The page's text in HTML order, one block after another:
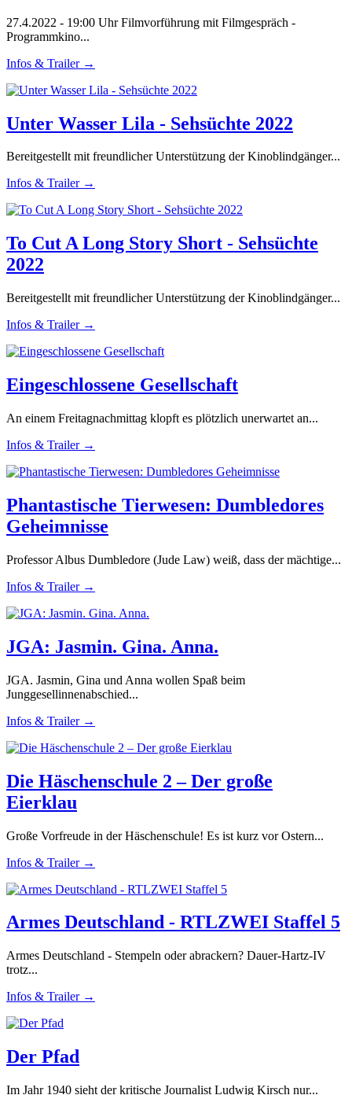
27.4.2022 - 19:00 Uhr Filmvorführung mit Filmgespräch -
Programmkino...
Infos & Trailer →
Unter Wasser Lila - Sehsüchte 2022
Bereitgestellt mit freundlicher Unterstützung der Kinoblindgänger...
Infos & Trailer →
To Cut A Long Story Short - Sehsüchte
2022
Bereitgestellt mit freundlicher Unterstützung der Kinoblindgänger...
Infos & Trailer →
Eingeschlossene Gesellschaft
An einem Freitagnachmittag klopft es plötzlich unerwartet an...
Infos & Trailer →
Phantastische Tierwesen: Dumbledores
Geheimnisse
Professor Albus Dumbledore (Jude Law) weiß, dass der mächtige...
Infos & Trailer →
JGA: Jasmin. Gina. Anna.
JGA. Jasmin, Gina und Anna wollen Spaß beim
Junggesellinnenabschied...
Infos & Trailer →
Die Häschenschule 2 – Der große
Eierklau
Große Vorfreude in der Häschenschule! Es ist kurz vor Ostern...
Infos & Trailer →
Armes Deutschland - RTLZWEI Staffel 5
Armes Deutschland - Stempeln oder abrackern? Dauer-Hartz-IV
trotz...
Infos & Trailer →
Der Pfad
Im Jahr 1940 sieht der kritische Journalist Ludwig Kirsch nur...